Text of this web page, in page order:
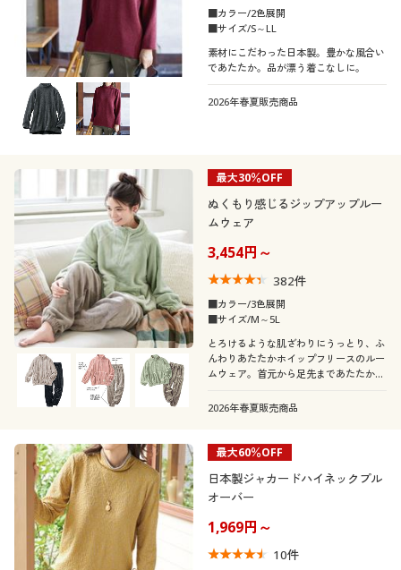
■カラー/2色展開
■サイズ/S～LL
素材にこだわった日本製。豊かな風合い
であたたか。品が漂う着こなしに。
2026年春夏販売商品
最大30％OFF
ぬくもり感じるジップアップルー
ムウェア
3,454円～
382件
■カラー/3色展開
■サイズ/M～5L
とろけるような肌ざわりにうっとり、ふ
んわりあたたかホイップフリースのルー
ムウェア。首元から足先まであたたかな
から、一日中快適に過ごせます。ふっく
2026年春夏販売商品
最大60％OFF
日本製ジャカードハイネックプル
オーバー
1,969円～
10件